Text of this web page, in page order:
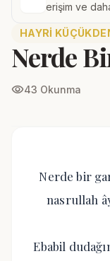
erişim ve
HAYRI
Nerde
visibility43 Okunma
Nerde bir
nasrullah
Ebabil